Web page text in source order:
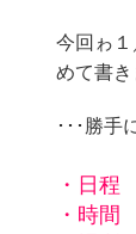
今回ゎ１
めて書き
･･･勝手
・日程
・時間